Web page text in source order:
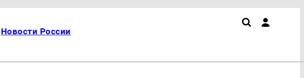
Новости России